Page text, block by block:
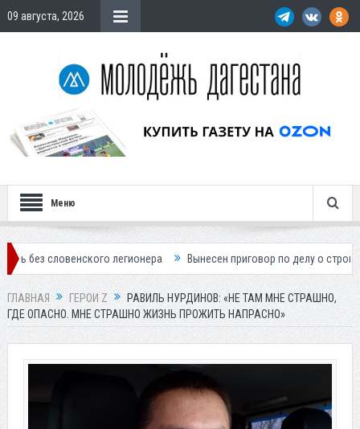
09 августа, 2026
Меню
легионера Вынесен приговор по делу о строительстве
ГЛАВНАЯ ГЕРОИ Z
РАВИЛЬ НУРДИНОВ: «НЕ ТАМ МНЕ СТРАШНО,
ГДЕ ОПАСНО. МНЕ СТРАШНО ЖИЗНЬ ПРОЖИТЬ НАПРАСНО»